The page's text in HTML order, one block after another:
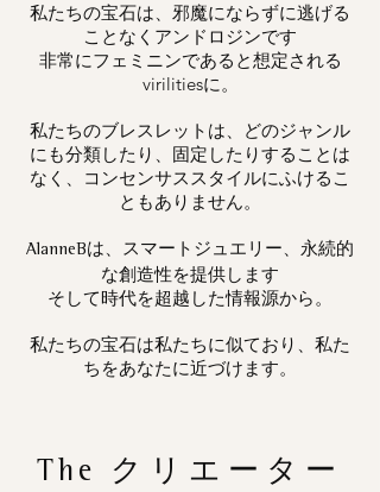
私たちの宝石は、邪魔にならずに逃げる
ことなくアンドロジンです
非常にフェミニンであると想定される
virilitiesに。
私たちのブレスレットは、どのジャンル
にも分類したり、固定したりすることは
なく、コンセンサススタイルにふけるこ
ともありません。
AlanneBは、スマートジュエリー、永続的
な創造性を提供します
そして時代を超越した情報源から。
私たちの宝石は私たちに似ており、私た
ちをあなたに近づけます。
The クリエーター